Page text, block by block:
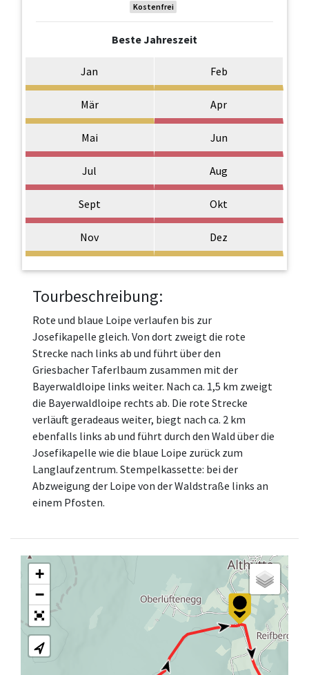
Kostenfrei
Beste Jahreszeit
Jan Feb
Mär Apr
Mai Jun
Jul Aug
Sept Okt
Nov Dez
Tourbeschreibung:
Rote und blaue Loipe verlaufen bis zur
Josefikapelle gleich. Von dort zweigt die rote
Strecke nach links ab und führt über den
Griesbacher Taferlbaum zusammen mit der
Bayerwaldloipe links weiter. Nach ca. 1,5 km zweigt
die Bayerwaldloipe rechts ab. Die rote Strecke
verläuft geradeaus weiter, biegt nach ca. 2 km
ebenfalls links ab und führt durch den Wald über die
Josefikapelle wie die blaue Loipe zurück zum
Langlaufzentrum. Stempelkassette: bei der
Abzweigung der Loipe von der Waldstraße links an
einem Pfosten.
+
−